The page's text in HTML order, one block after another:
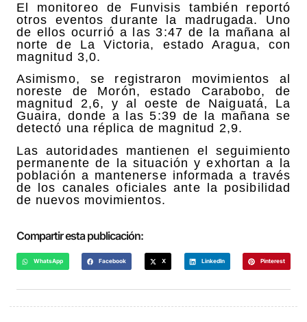
El monitoreo de Funvisis también reportó
otros eventos durante la madrugada. Uno
de ellos ocurrió a las 3:47 de la mañana al
norte de La Victoria, estado Aragua, con
magnitud 3,0.
Asimismo, se registraron movimientos al
noreste de Morón, estado Carabobo, de
magnitud 2,6, y al oeste de Naiguatá, La
Guaira, donde a las 5:39 de la mañana se
detectó una réplica de magnitud 2,9.
Las autoridades mantienen el seguimiento
permanente de la situación y exhortan a la
población a mantenerse informada a través
de los canales oficiales ante la posibilidad
de nuevos movimientos.
Compartir esta publicación:
WhatsApp Facebook X LinkedIn Pinterest